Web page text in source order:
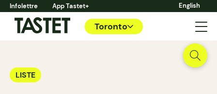
Infolettre App Tastet+ English
Toronto
LISTE